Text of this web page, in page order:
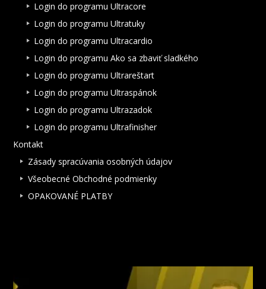
Login do programu Ultracore
Login do programu Ultratuky
Login do programu Ultracardio
Login do programu Ako sa zbaviť sladkého
Login do programu Ultrareštart
Login do programu Ultraspánok
Login do programu Ultrazadok
Login do programu Ultrafinisher
Kontakt
Zásady spracúvania osobných údajov
Všeobecné Obchodné podmienky
OPAKOVANÉ PLATBY